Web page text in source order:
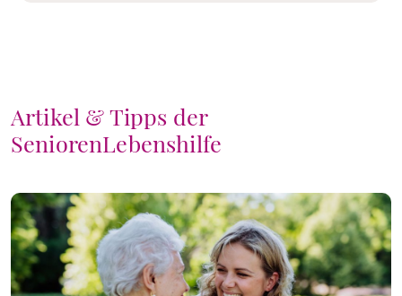
Artikel & Tipps der
SeniorenLebenshilfe